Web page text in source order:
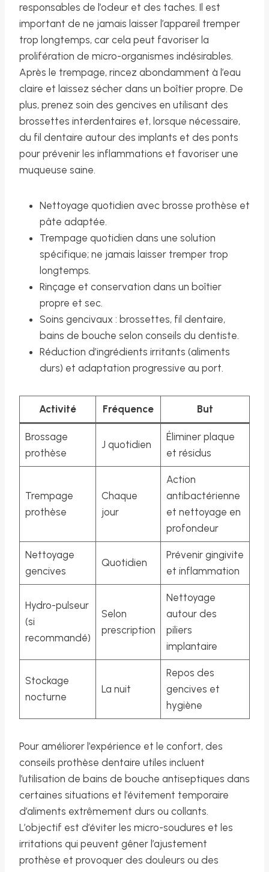
responsables de l’odeur et des taches. Il est
important de ne jamais laisser l’appareil tremper
trop longtemps, car cela peut favoriser la
prolifération de micro-organismes indésirables.
Après le trempage, rincez abondamment à l’eau
claire et laissez sécher dans un boîtier propre. De
plus, prenez soin des gencives en utilisant des
brossettes interdentaires et, lorsque nécessaire,
du fil dentaire autour des implants et des ponts
pour prévenir les inflammations et favoriser une
muqueuse saine.
Nettoyage quotidien avec brosse prothèse et
pâte adaptée.
Trempage quotidien dans une solution
spécifique; ne jamais laisser tremper trop
longtemps.
Rinçage et conservation dans un boîtier
propre et sec.
Soins gencivaux : brossettes, fil dentaire,
bains de bouche selon conseils du dentiste.
Réduction d’ingrédients irritants (aliments
durs) et adaptation progressive au port.
Activité Fréquence But
Brossage
prothèse
J quotidien
Éliminer plaque
et résidus
Trempage
prothèse
Chaque
jour
Action
antibactérienne
et nettoyage en
profondeur
Nettoyage
gencives
Quotidien
Prévenir gingivite
et inflammation
Hydro-pulseur
(si
recommandé)
Selon
prescription
Nettoyage
autour des
piliers
implantaire
Stockage
nocturne
La nuit
Repos des
gencives et
hygiène
Pour améliorer l’expérience et le confort, des
conseils prothèse dentaire utiles incluent
l’utilisation de bains de bouche antiseptiques dans
certaines situations et l’évitement temporaire
d’aliments extrêmement durs ou collants.
L’objectif est d’éviter les micro-soudures et les
irritations qui peuvent gêner l’ajustement
prothèse et provoquer des douleurs ou des